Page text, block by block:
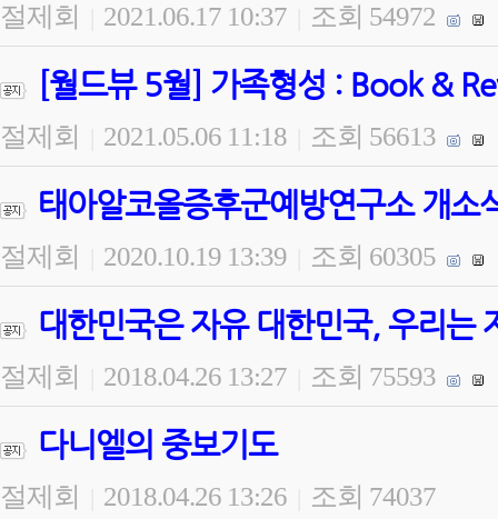
절제회 2021.06.17 10:37 조회 54972
[월드뷰 5월] 가족형성 : Book &
절제회 2021.05.06 11:18 조회 56613
태아알코올증후군예방연구소 개소
절제회 2020.10.19 13:39 조회 60305
대한민국은 자유 대한민국, 우리는
절제회 2018.04.26 13:27 조회 75593
다니엘의 중보기도
절제회 2018.04.26 13:26 조회 74037